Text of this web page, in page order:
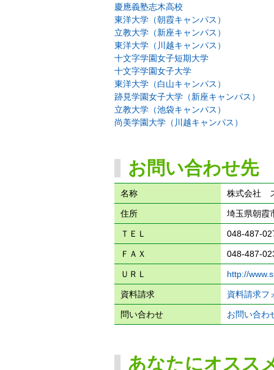
慶應義塾志木高校
東洋大学（朝霞キャンパス）
立教大学（新座キャンパス）
東洋大学（川越キャンパス）
十文字学園女子短期大学
十文字学園女子大学
東洋大学（白山キャンパス）
跡見学園女子大学（新座キャンパス）
立教大学（池袋キャンパス）
尚美学園大学（川越キャンパス）
お問い合わせ先
名称 株式会社
住所 埼玉県朝霞
ＴＥＬ 048-487-
ＦＡＸ 048-487-
ＵＲＬ http://
資料請求 資料請求フ
問い合わせ お問い合わ
あなたにオスス